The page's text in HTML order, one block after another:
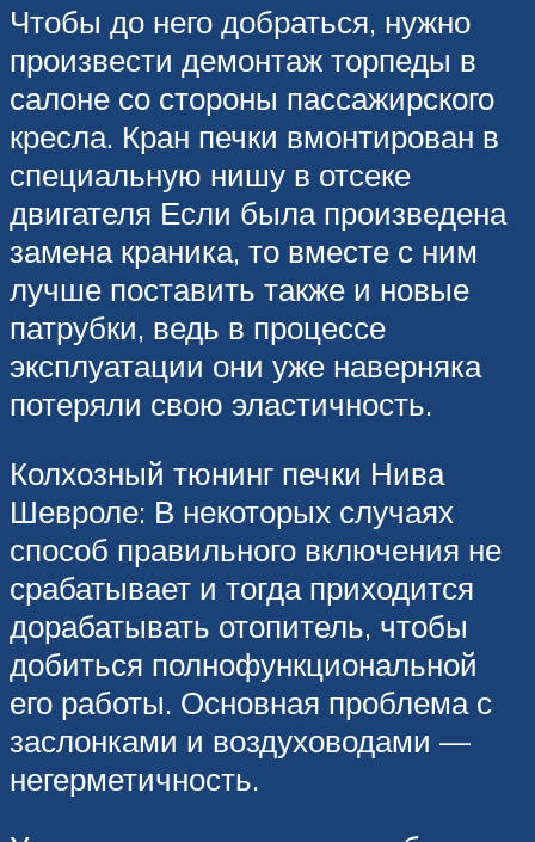
Чтобы до него добраться, нужно
произвести демонтаж торпеды в
салоне со стороны пассажирского
кресла. Кран печки вмонтирован в
специальную нишу в отсеке
двигателя Если была произведена
замена краника, то вместе с ним
лучше поставить также и новые
патрубки, ведь в процессе
эксплуатации они уже наверняка
потеряли свою эластичность.
Колхозный тюнинг печки Нива
Шевроле: В некоторых случаях
способ правильного включения не
срабатывает и тогда приходится
дорабатывать отопитель, чтобы
добиться полнофункциональной
его работы. Основная проблема с
заслонками и воздуховодами —
негерметичность.